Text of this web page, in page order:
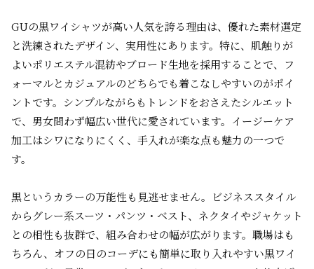
GUの黒ワイシャツが高い人気を誇る理由は、優れた素材選定
と洗練されたデザイン、実用性にあります。特に、肌触りが
よいポリエステル混紡やブロード生地を採用することで、フ
ォーマルとカジュアルのどちらでも着こなしやすいのがポイ
ントです。シンプルながらもトレンドをおさえたシルエット
で、男女問わず幅広い世代に愛されています。イージーケア
加工はシワになりにくく、手入れが楽な点も魅力の一つで
す。
黒というカラーの万能性も見逃せません。ビジネススタイル
からグレー系スーツ・パンツ・ベスト、ネクタイやジャケット
との相性も抜群で、組み合わせの幅が広がります。職場はも
ちろん、オフの日のコーデにも簡単に取り入れやすい黒ワイ